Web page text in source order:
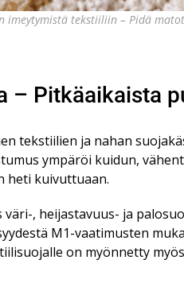
imeytymistä tekstiiliin – Pidä
– Pitkäaikaista
tekstiilien ja nahan
ympäröi kuidun,
heti kuivuttuaan.
, heijastavuus- ja
M1-vaatimusten
on myönnetty myös